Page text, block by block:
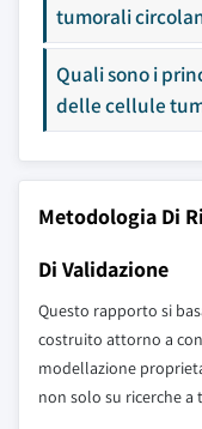
tumorali
Quali sono i
delle cellule
Metodologia Di
Di Validazione
Questo rapporto si
costruito attorno a
modellazione
non solo su ricerche a